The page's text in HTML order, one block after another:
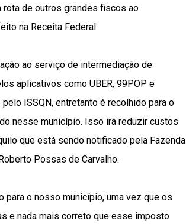
rota de outros grandes fiscos ao
na Receita Federal.
ao serviço de intermediação de
aplicativos como UBER, 99POP e
ISSQN, entretanto é recolhido para o
nesse município. Isso irá reduzir custos
que está sendo notificado pela Fazenda
Possas de Carvalho.
para o nosso município, uma vez que os
e nada mais correto que esse imposto